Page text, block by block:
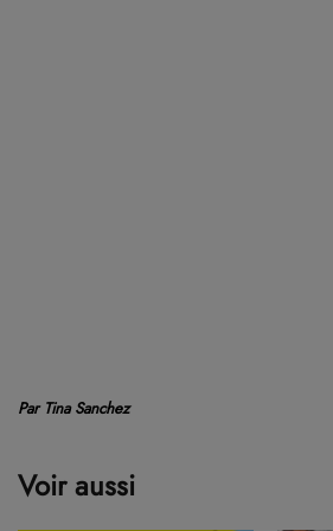
Par Tina Sanchez
Voir aussi